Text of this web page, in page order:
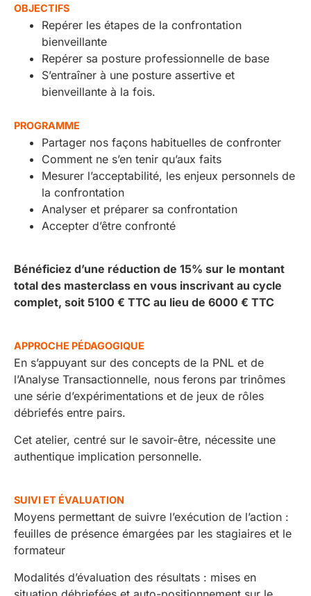
OBJECTIFS
Repérer les étapes de la confrontation
bienveillante
Repérer sa posture professionnelle de base
S’entraîner à une posture assertive et
bienveillante à la fois.
PROGRAMME
Partager nos façons habituelles de confronter
Comment ne s’en tenir qu’aux faits
Mesurer l’acceptabilité, les enjeux personnels de
la confrontation
Analyser et préparer sa confrontation
Accepter d’être confronté
Bénéficiez d’une réduction de 15% sur le montant
total des masterclass en vous inscrivant au cycle
complet, soit 5100 € TTC au lieu de 6000 € TTC
APPROCHE PÉDAGOGIQUE
En s’appuyant sur des concepts de la PNL et de
l’Analyse Transactionnelle, nous ferons par trinômes
une série d’expérimentations et de jeux de rôles
débriefés entre pairs.
Cet atelier, centré sur le savoir-être, nécessite une
authentique implication personnelle.
SUIVI ET ÉVALUATION
Moyens permettant de suivre l’exécution de l’action :
feuilles de présence émargées par les stagiaires et le
formateur
Modalités d’évaluation des résultats : mises en